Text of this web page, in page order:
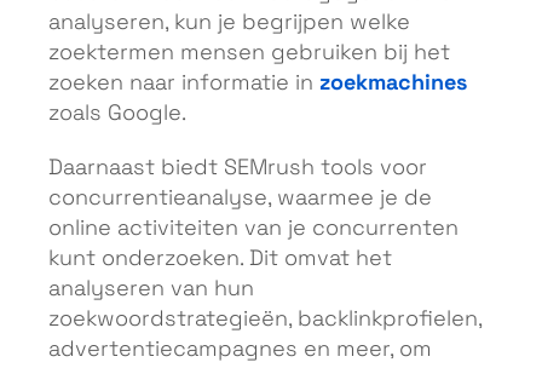
analyseren, kun je begrijpen welke
zoektermen mensen gebruiken bij het
zoeken naar informatie in zoekmachines
zoals Google.
Daarnaast biedt SEMrush tools voor
concurrentieanalyse, waarmee je de
online activiteiten van je concurrenten
kunt onderzoeken. Dit omvat het
analyseren van hun
zoekwoordstrategieën, backlinkprofielen,
advertentiecampagnes en meer, om